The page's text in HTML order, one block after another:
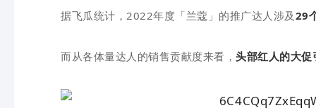
据飞瓜统计，2022年度「兰蔻」的推广达人涉及 29
而从各体量达人的销售贡献度来看， 头部红人的大促